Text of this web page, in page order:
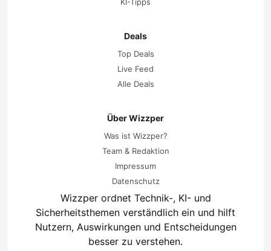
Deals
Top Deals
Live Feed
Alle Deals
Über Wizzper
Was ist Wizzper?
Team & Redaktion
Impressum
Datenschutz
Wizzper ordnet Technik-, KI- und
Sicherheitsthemen verständlich ein und hilft
Nutzern, Auswirkungen und Entscheidungen
besser zu verstehen.